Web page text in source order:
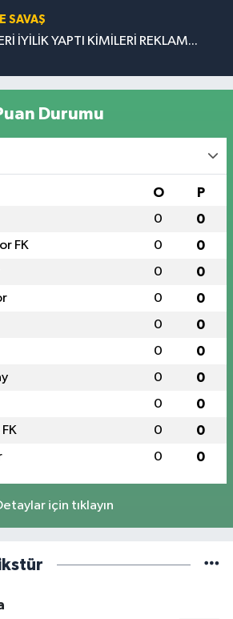
SAVAŞ
İYİLİK YAPTI KİMİLERİ REKLAM...
Durumu
O P
0 0
FK 0 0
0 0
0 0
0 0
0 0
0 0
0 0
0 0
0 0
için tıklayın